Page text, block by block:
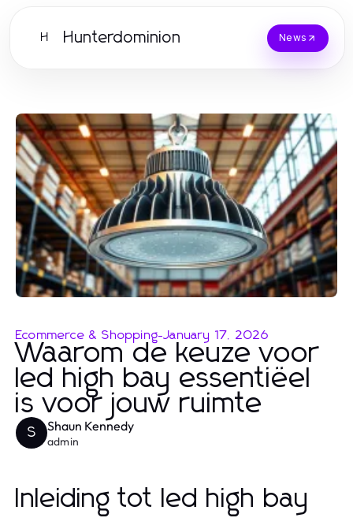
H Hunterdominion News
Ecommerce & Shopping-January 17, 2026
Waarom de keuze voor
led high bay essentiëel
is voor jouw ruimte
S Shaun Kennedy
admin
Inleiding tot led high bay